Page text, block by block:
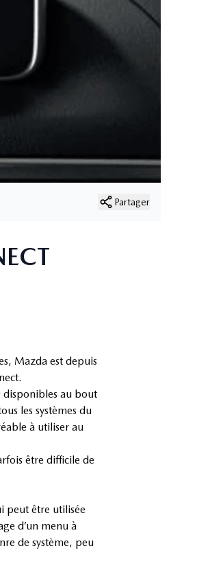
Partager
Mazda est depuis
disponibles au bout
les systèmes du
à utiliser au
être difficile de
peut être utilisée
d’un menu à
de système, peu